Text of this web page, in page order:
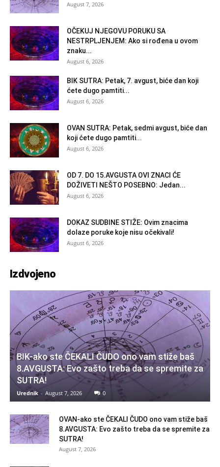
August 7, 2026
OČEKUJ NJEGOVU PORUKU SA
NESTRPLJENJEM: Ako si rođena u ovom
znaku...
August 6, 2026
BIK SUTRA: Petak, 7. avgust, biće dan koji
ćete dugo pamtiti...
August 6, 2026
OVAN SUTRA: Petak, sedmi avgust, biće dan
koji ćete dugo pamtiti...
August 6, 2026
OD 7. DO 15.AVGUSTA OVI ZNACI ĆE
DOŽIVETI NEŠTO POSEBNO: Jedan...
August 6, 2026
DOKAZ SUDBINE STIŽE: Ovim znacima
dolaze poruke koje nisu očekivali!
August 6, 2026
Izdvojeno
BIK-ako ste ČEKALI ČUDO ono vam stiže baš
8.AVGUSTA: Evo zašto treba da se spremite za
SUTRA!
Urednik - August 7, 2026 0
OVAN-ako ste ČEKALI ČUDO ono vam stiže baš
8.AVGUSTA: Evo zašto treba da se spremite za
SUTRA!
August 7, 2026